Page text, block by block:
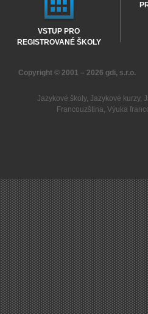
VSTUP PRO
REGISTROVANÉ ŠKOLY
Copyright © 2001 – 2026 gdi, s.r.o.
Jazykové školy, Jazykové kurzy,
Francouzština,Výuka